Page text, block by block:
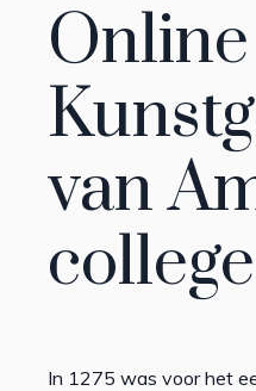
van
In 1275 was voor het